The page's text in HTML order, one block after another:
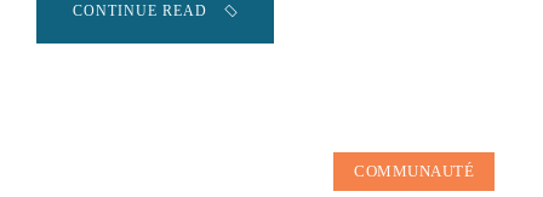
CONTINUE READ
COMMUNAUTÉ